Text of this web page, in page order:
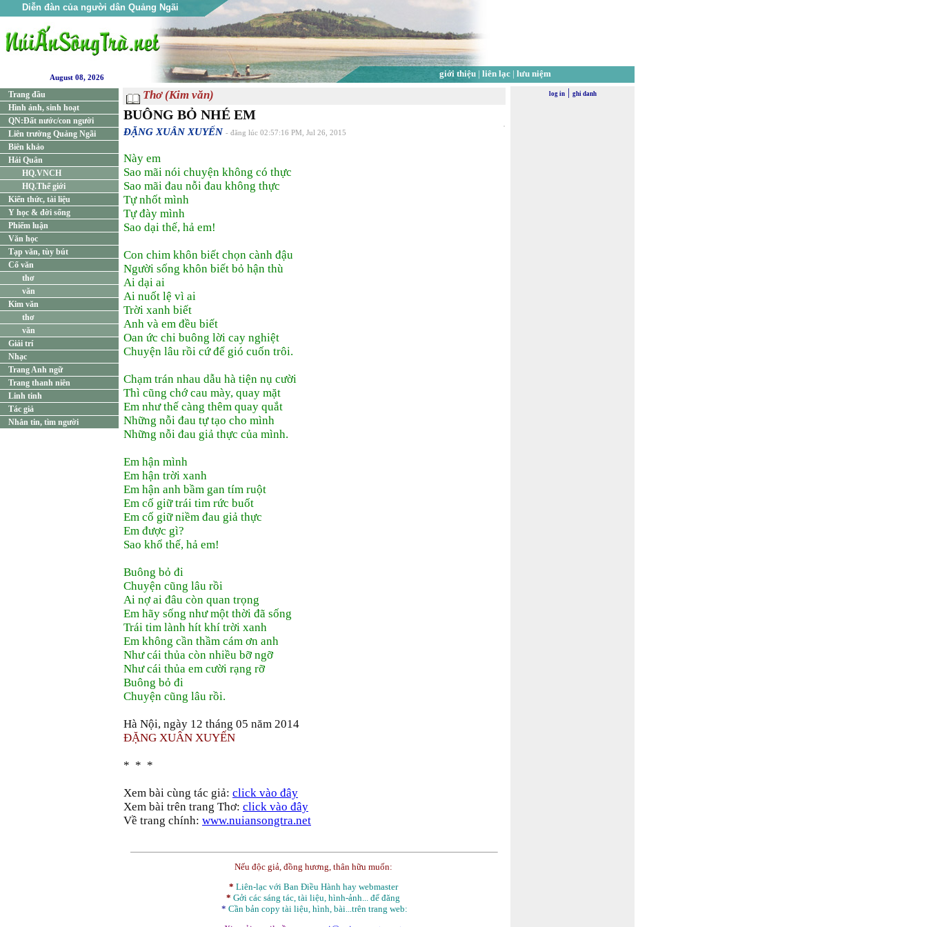
Diễn đàn của người dân Quảng Ngãi
giới thiệu| liên lạc| lưu niệm
August 08, 2026
Trang đầu
Hình ảnh, sinh hoạt
QN:Đất nước/con người
Liên trường Quảng Ngãi
Biên khảo
Hải Quân
HQ.VNCH
HQ.Thế giới
Kiến thức, tài liệu
Y học & đời sống
Phiếm luận
Văn học
Tạp văn, tùy bút
Cổ văn
thơ
văn
Kim văn
thơ
văn
Giải trí
Nhạc
Trang Anh ngữ
Trang thanh niên
Linh tinh
Tác giả
Nhắn tin, tìm người
Thơ (Kim văn)
BUÔNG BỎ NHÉ EM
ĐẶNG XUÂN XUYẾN - đăng lúc 02:57:16 PM, Jul 26, 2015
Này em
Sao mãi nói chuyện không có thực
Sao mãi đau nỗi đau không thực
Tự nhốt mình
Tự đày mình
Sao dại thế, hả em!
Con chim khôn biết chọn cành đậu
Người sống khôn biết bỏ hận thù
Ai dại ai
Ai nuốt lệ vì ai
Trời xanh biết
Anh và em đều biết
Oan ức chi buông lời cay nghiệt
Chuyện lâu rồi cứ để gió cuốn trôi.
Chạm trán nhau dẫu hà tiện nụ cười
Thì cũng chớ cau mày, quay mặt
Em như thế càng thêm quay quắt
Những nỗi đau tự tạo cho mình
Những nỗi đau giả thực của mình.
Em hận mình
Em hận trời xanh
Em hận anh bầm gan tím ruột
Em cố giữ trái tim rức buốt
Em cố giữ niềm đau giả thực
Em được gì?
Sao khổ thế, hả em!
Buông bỏ đi
Chuyện cũng lâu rồi
Ai nợ ai đâu còn quan trọng
Em hãy sống như một thời đã sống
Trái tim lành hít khí trời xanh
Em không cần thầm cám ơn anh
Như cái thủa còn nhiều bỡ ngỡ
Như cái thủa em cười rạng rỡ
Buông bỏ đi
Chuyện cũng lâu rồi.
Hà Nội, ngày 12 tháng 05 năm 2014
ĐẶNG XUÂN XUYẾN
* * *
Xem bài cùng tác giả: click vào đây
Xem bài trên trang Thơ: click vào đây
Về trang chính: www.nuiansongtra.net
Nếu độc giả, đồng hương, thân hữu muốn:
* Liên-lạc với Ban Điều Hành hay webmaster
* Gởi các sáng tác, tài liệu, hình-ảnh... để đăng
* Cần bản copy tài liệu, hình, bài...trên trang web:
log in| ghi danh